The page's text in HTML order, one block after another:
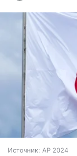
Источник: AP 2024